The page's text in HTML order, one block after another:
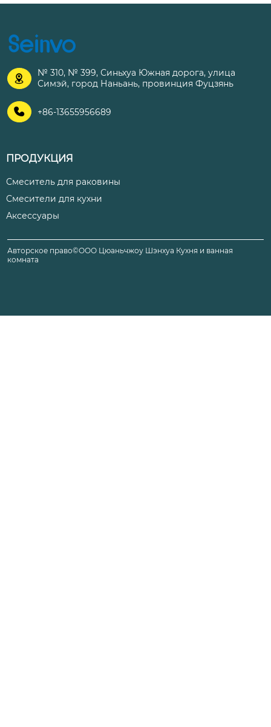

№ 310, № 399, Синьхуа Южная дорога, улица
Симэй, город Наньань, провинция Фуцзянь
 +86-13655956689
ПРОДУКЦИЯ
Смеситель для раковины
Смесители для кухни
Аксессуары
Авторское право©ООО Цюаньчжоу Шэнхуа Кухня и ванная
комната